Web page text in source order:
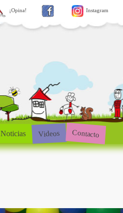
¡Opina! Instagram
Noticias Videos Contacto